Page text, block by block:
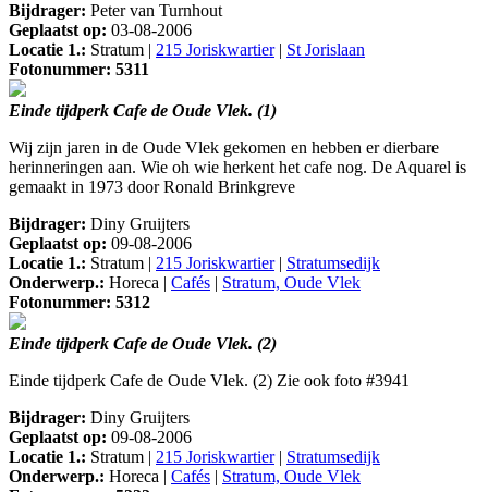
Bijdrager: Peter van Turnhout
Geplaatst op: 03-08-2006
Locatie 1.: Stratum | 215 Joriskwartier| St Jorislaan
Fotonummer: 5311
Einde tijdperk Cafe de Oude Vlek. (1)
Wij zijn jaren in de Oude Vlek gekomen en hebben er dierbare
herinneringen aan. Wie oh wie herkent het cafe nog. De Aquarel is
gemaakt in 1973 door Ronald Brinkgreve
Bijdrager: Diny Gruijters
Geplaatst op: 09-08-2006
Locatie 1.: Stratum | 215 Joriskwartier| Stratumsedijk
Onderwerp.: Horeca | Cafés | Stratum, Oude Vlek
Fotonummer: 5312
Einde tijdperk Cafe de Oude Vlek. (2)
Einde tijdperk Cafe de Oude Vlek. (2) Zie ook foto #3941
Bijdrager: Diny Gruijters
Geplaatst op: 09-08-2006
Locatie 1.: Stratum | 215 Joriskwartier| Stratumsedijk
Onderwerp.: Horeca | Cafés | Stratum, Oude Vlek